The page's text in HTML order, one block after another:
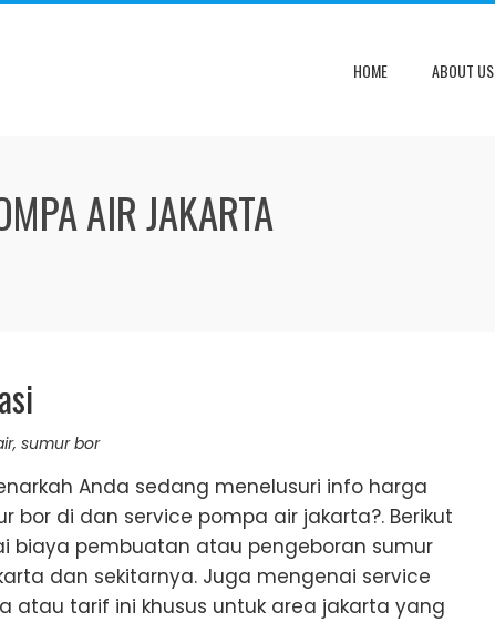
HOME ABOUT US
AIR JAKARTA
, sumur bor
Anda sedang menelusuri info harga
bor di dan service pompa air jakarta?. Berikut
biaya pembuatan atau pengeboran sumur
dan sekitarnya. Juga mengenai service
atau tarif ini khusus untuk area jakarta yang